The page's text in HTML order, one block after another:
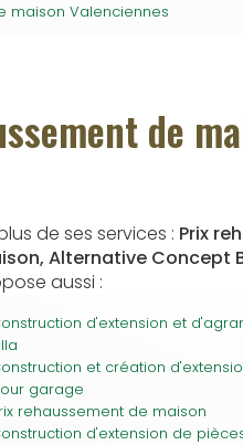
maison Valenciennes
de
de ses services : Prix
Alternative Concept
aussi :
d'extension et
et création
garage
rehaussement de maison
d'extension de